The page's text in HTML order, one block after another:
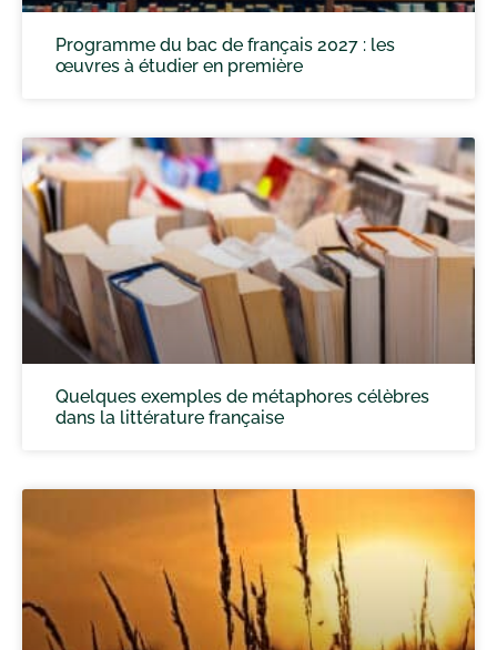
Programme du bac de français 2027 : les
œuvres à étudier en première
Quelques exemples de métaphores célèbres
dans la littérature française